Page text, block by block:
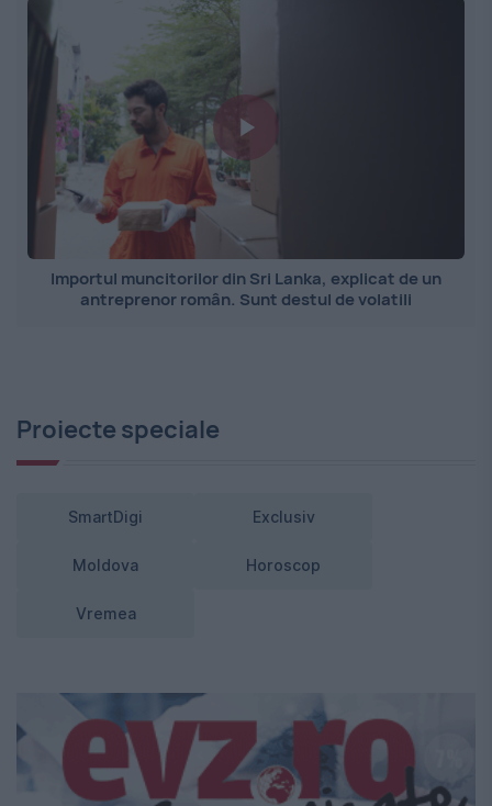
Importul muncitorilor din Sri Lanka, explicat de un
antreprenor român. Sunt destul de volatili
Proiecte speciale
SmartDigi Exclusiv
Moldova Horoscop
Vremea